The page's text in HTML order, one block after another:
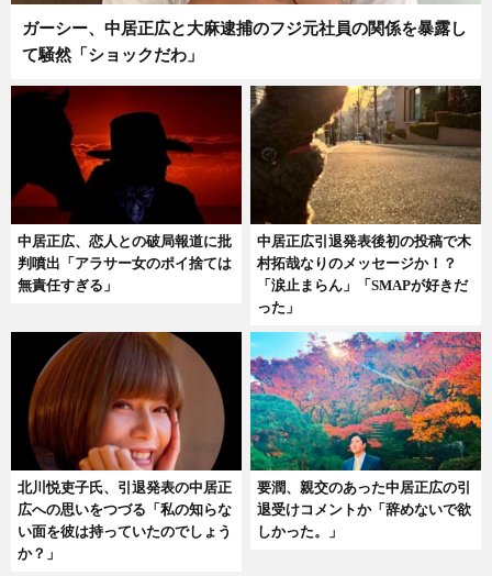
ガーシー、中居正広と大麻逮捕のフジ元社員の関係を暴露し
て騒然「ショックだわ」
中居正広、恋人との破局報道に批
判噴出「アラサー女のポイ捨ては
無責任すぎる」
中居正広引退発表後初の投稿で木
村拓哉なりのメッセージか！？
「涙止まらん」「SMAPが好きだ
った」
北川悦吏子氏、引退発表の中居正
広への思いをつづる「私の知らな
い面を彼は持っていたのでしょう
か？」
要潤、親交のあった中居正広の引
退受けコメントか「辞めないで欲
しかった。」